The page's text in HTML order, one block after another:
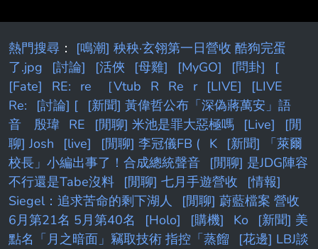
熱門搜尋 ： [鳴潮] 秧秧·玄翎第一日營收 酷狗完蛋
了.jpg
[討論] [活俠 [母雞] [MyGO] [問卦]
[
[Fate]
RE: re ［Vtub R Re r [LIVE]
[LIVE
Re:
[討論] [
[新聞] 黃偉哲公布「深偽蔣萬安」語
音 殷瑋 RE [閒聊] 米池是罪大惡極嗎 [Live]
[閒
聊] Josh
[live] [閒聊] 李冠儀FB ( K
[新聞] 「萊爾
校長」小編出事了！合成總統聲音
[閒聊] 是JDG陣容
不行還是Tabe沒料
[閒聊] 七月手遊營收
[情報]
Siegel：追求苦命的剩下湖人
[閒聊] 蔚藍檔案 營收
6月第21名 5月第40名
[Holo] [購機] Ko
[新聞] 美
點名「月之暗面」竊取技術 指控「蒸餾
[花邊] LBJ談